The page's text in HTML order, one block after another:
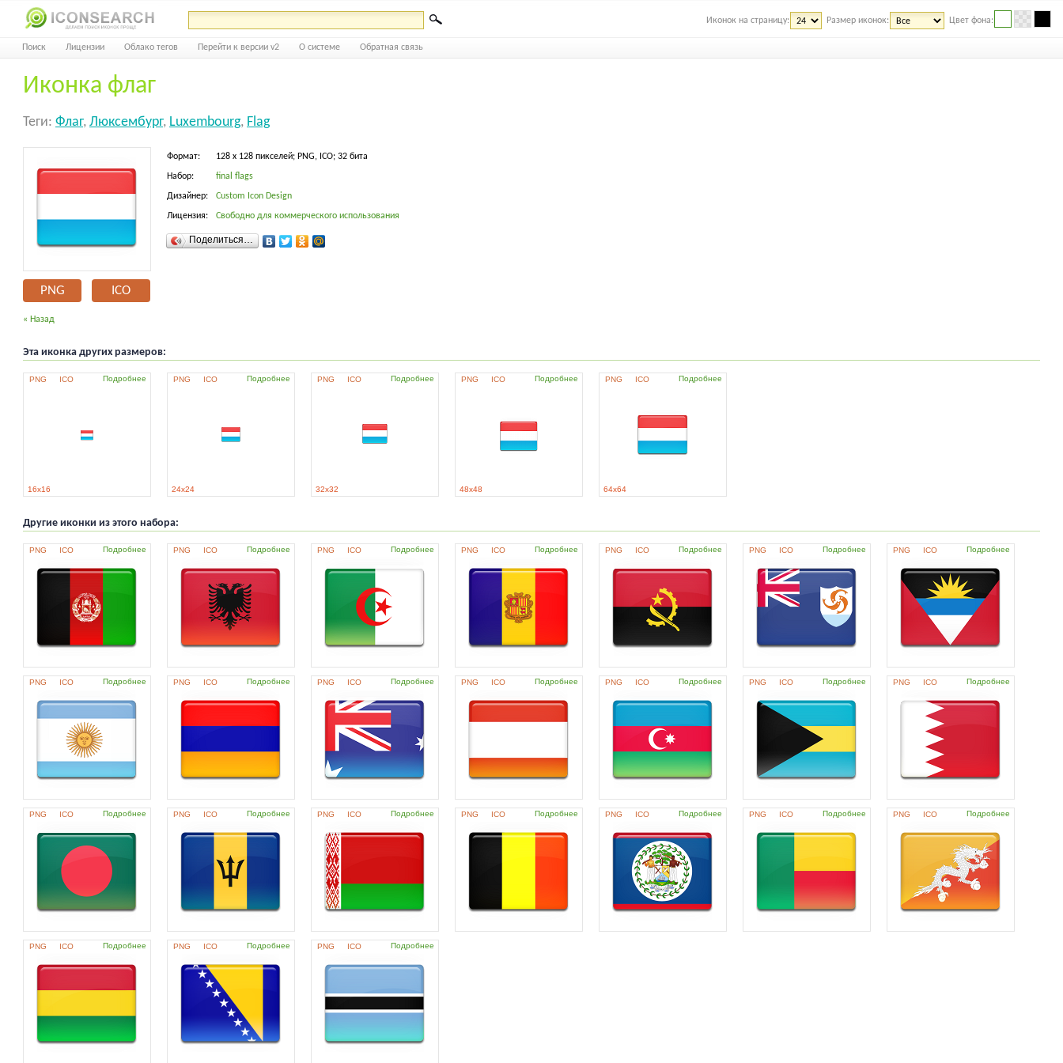
Иконок на страницу: Размер иконок: Цвет фона:
Поиск Лицензии Облако тегов Перейти к версии v2 О системе Обратная связь
Иконка флаг
Теги: Флаг, Люксембург, Luxembourg, Flag
PNG ICO
Формат: 128 x 128 пикселей; PNG, ICO; 32 бита
Набор: final flags
Дизайнер: Custom Icon Design
Лицензия: Свободно для коммерческого использования
Поделиться…
« Назад
Эта иконка других размеров:
PNG ICO Подробнее
16x16
PNG ICO Подробнее
24x24
PNG ICO Подробнее
32x32
PNG ICO Подробнее
48x48
PNG ICO Подробнее
64x64
Другие иконки из этого набора:
PNG ICO Подробнее PNG ICO Подробнее PNG ICO Подробнее PNG ICO Подробнее PNG ICO Подробнее PNG ICO Подробнее PNG ICO Подробнее
PNG ICO Подробнее PNG ICO Подробнее PNG ICO Подробнее PNG ICO Подробнее PNG ICO Подробнее PNG ICO Подробнее PNG ICO Подробнее
PNG ICO Подробнее PNG ICO Подробнее PNG ICO Подробнее PNG ICO Подробнее PNG ICO Подробнее PNG ICO Подробнее PNG ICO Подробнее
PNG ICO Подробнее PNG ICO Подробнее PNG ICO Подробнее